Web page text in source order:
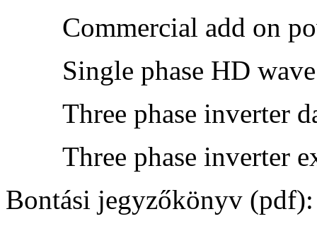
Commercial add on
Single phase HD
Three phase inverter
Three phase inverter
Bontási jegyzőkönyv